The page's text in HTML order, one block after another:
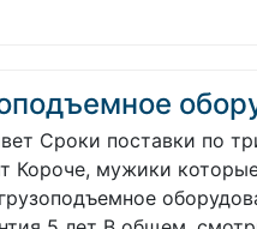
Сроки поставки по
Короче, мужики